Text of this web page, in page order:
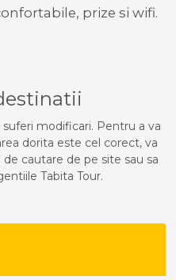
prize si wifi.
modificari. Pentru a va
dorita este cel corect, va
cautare de pe site sau sa
Tabita Tour.